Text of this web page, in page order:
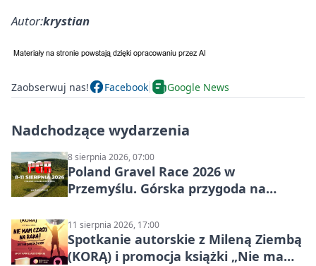
Autor:krystian
Zaobserwuj nas! Facebook Google News
Nadchodzące wydarzenia
8 sierpnia 2026, 07:00
Poland Gravel Race 2026 w
Przemyślu. Górska przygoda na
11 sierpnia 2026, 17:00
Spotkanie autorskie z Mileną Ziembą
(KORĄ) i promocja książki „Nie mam